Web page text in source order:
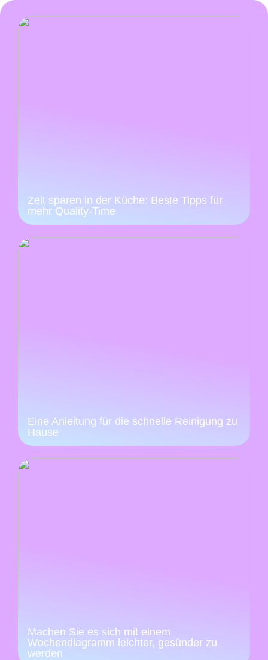
Zeit sparen in der Küche: Beste Tipps für
mehr Quality-Time
Eine Anleitung für die schnelle Reinigung zu
Hause
Machen Sie es sich mit einem
Wochendiagramm leichter, gesünder zu
werden